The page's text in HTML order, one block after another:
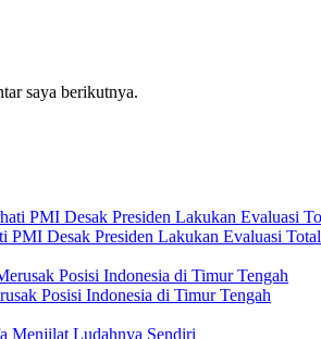
saya berikutnya.
Desak Presiden Lakukan Evaluasi Total
Posisi Indonesia di Timur Tengah